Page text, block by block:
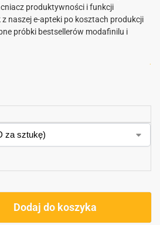
produktywności i funkcji
naszej e-apteki po kosztach produkcji
próbki bestsellerów modafinilu i
.
Dodaj do koszyka